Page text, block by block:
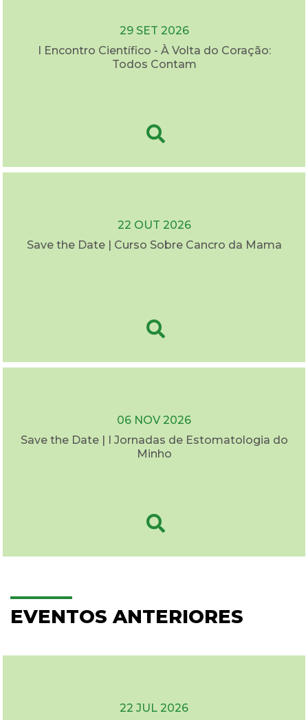
29 SET 2026
I Encontro Científico - À Volta do Coração:
Todos Contam
22 OUT 2026
Save the Date | Curso Sobre Cancro da Mama
06 NOV 2026
Save the Date | I Jornadas de Estomatologia do
Minho
EVENTOS ANTERIORES
22 JUL 2026